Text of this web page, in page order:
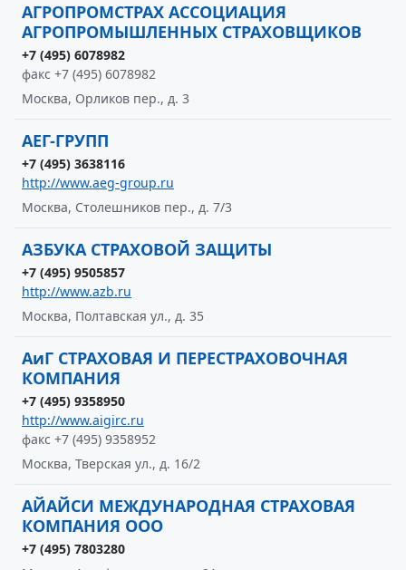
АГРОПРОМСТРАХ АССОЦИАЦИЯ
АГРОПРОМЫШЛЕННЫХ СТРАХОВЩИКОВ
+7 (495) 6078982
факс +7 (495) 6078982
Москва, Орликов пер., д. 3
АЕГ-ГРУПП
+7 (495) 3638116
http://www.aeg-group.ru
Москва, Столешников пер., д. 7/3
АЗБУКА СТРАХОВОЙ ЗАЩИТЫ
+7 (495) 9505857
http://www.azb.ru
Москва, Полтавская ул., д. 35
АиГ СТРАХОВАЯ И ПЕРЕСТРАХОВОЧНАЯ
КОМПАНИЯ
+7 (495) 9358950
http://www.aigirc.ru
факс +7 (495) 9358952
Москва, Тверская ул., д. 16/2
АЙАЙСИ МЕЖДУНАРОДНАЯ СТРАХОВАЯ
КОМПАНИЯ ООО
+7 (495) 7803280